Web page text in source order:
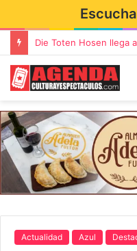
Actualidad Azul